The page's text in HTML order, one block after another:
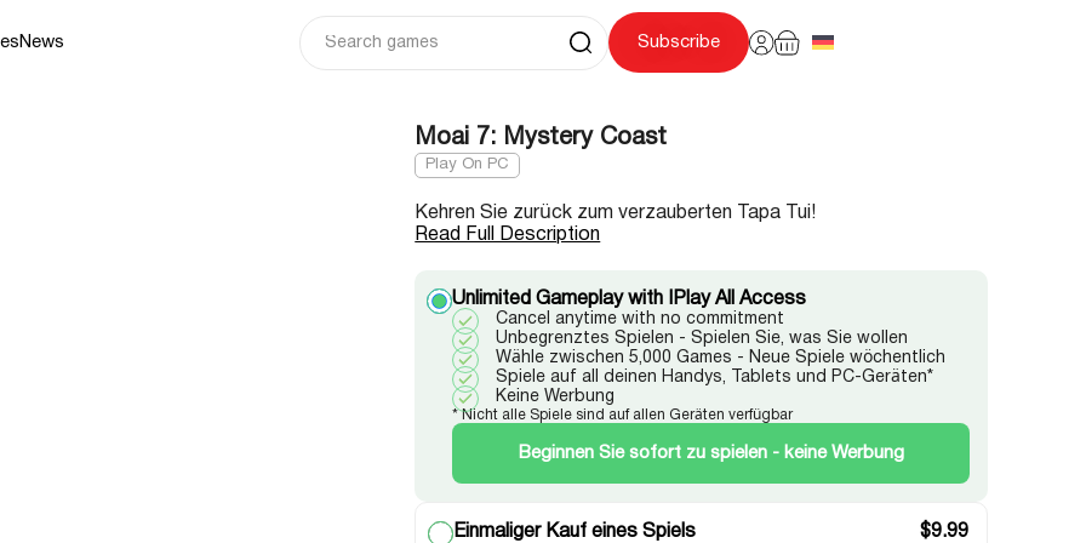
News Subscribe
Moai 7: Mystery Coast
Play On PC
Unlimited Gameplay with IPlay All Access
Cancel anytime with no commitment
Unbegrenztes Spielen - Spielen Sie, was Sie wollen
Wähle zwischen 5,000 Games - Neue Spiele wöchentlich
Spiele auf all deinen Handys, Tablets und PC-Geräten*
Keine Werbung
* Nicht alle Spiele sind auf allen Geräten verfügbar
Beginnen Sie sofort zu spielen - keine Werbung
Einmaliger Kauf eines Spiels $9.99
Kehren Sie zurück zum verzauberten Tapa Tui!
Read Full Description